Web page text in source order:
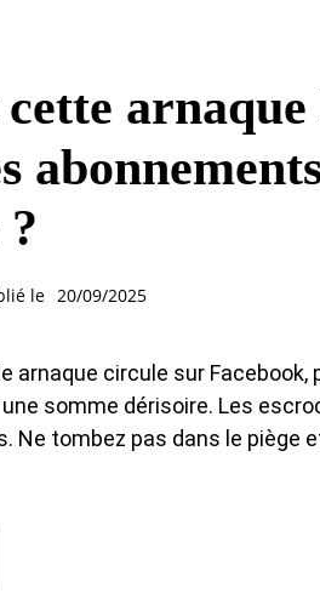
le 20/09/2025
arnaque circule sur
somme dérisoire. Les
Ne tombez pas dans le piège